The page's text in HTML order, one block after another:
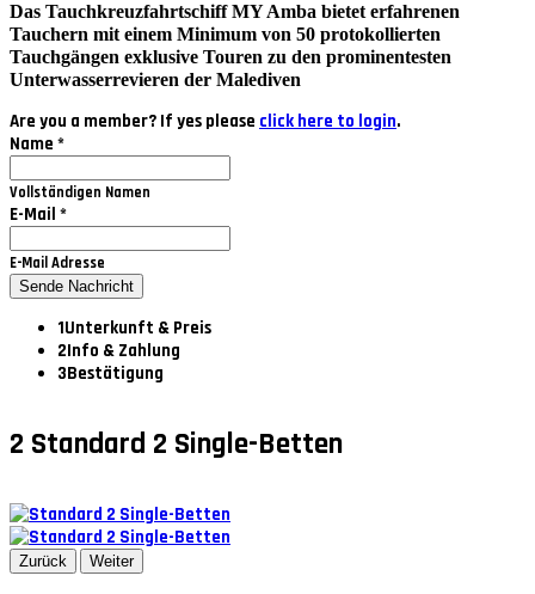
Das Tauchkreuzfahrtschiff MY Amba bietet erfahrenen
Tauchern mit einem Minimum von 50 protokollierten
Tauchgängen exklusive Touren zu den prominentesten
Unterwasserrevieren der Malediven
Are you a member? If yes please click here to login.
Name *
Vollständigen Namen
E-Mail *
E-Mail Adresse
Sende Nachricht
1Unterkunft & Preis
2Info & Zahlung
3Bestätigung
2 Standard 2 Single-Betten
Zurück Weiter